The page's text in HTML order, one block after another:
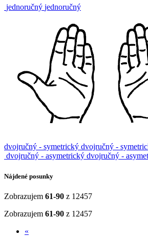
jednoručný jednoručný
dvojručný - symetrický dvojručný -
dvojručný - asymetrický dvojručný -
Nájdené posunky
Zobrazujem 61-90 z 12457
Zobrazujem 61-90 z 12457
«